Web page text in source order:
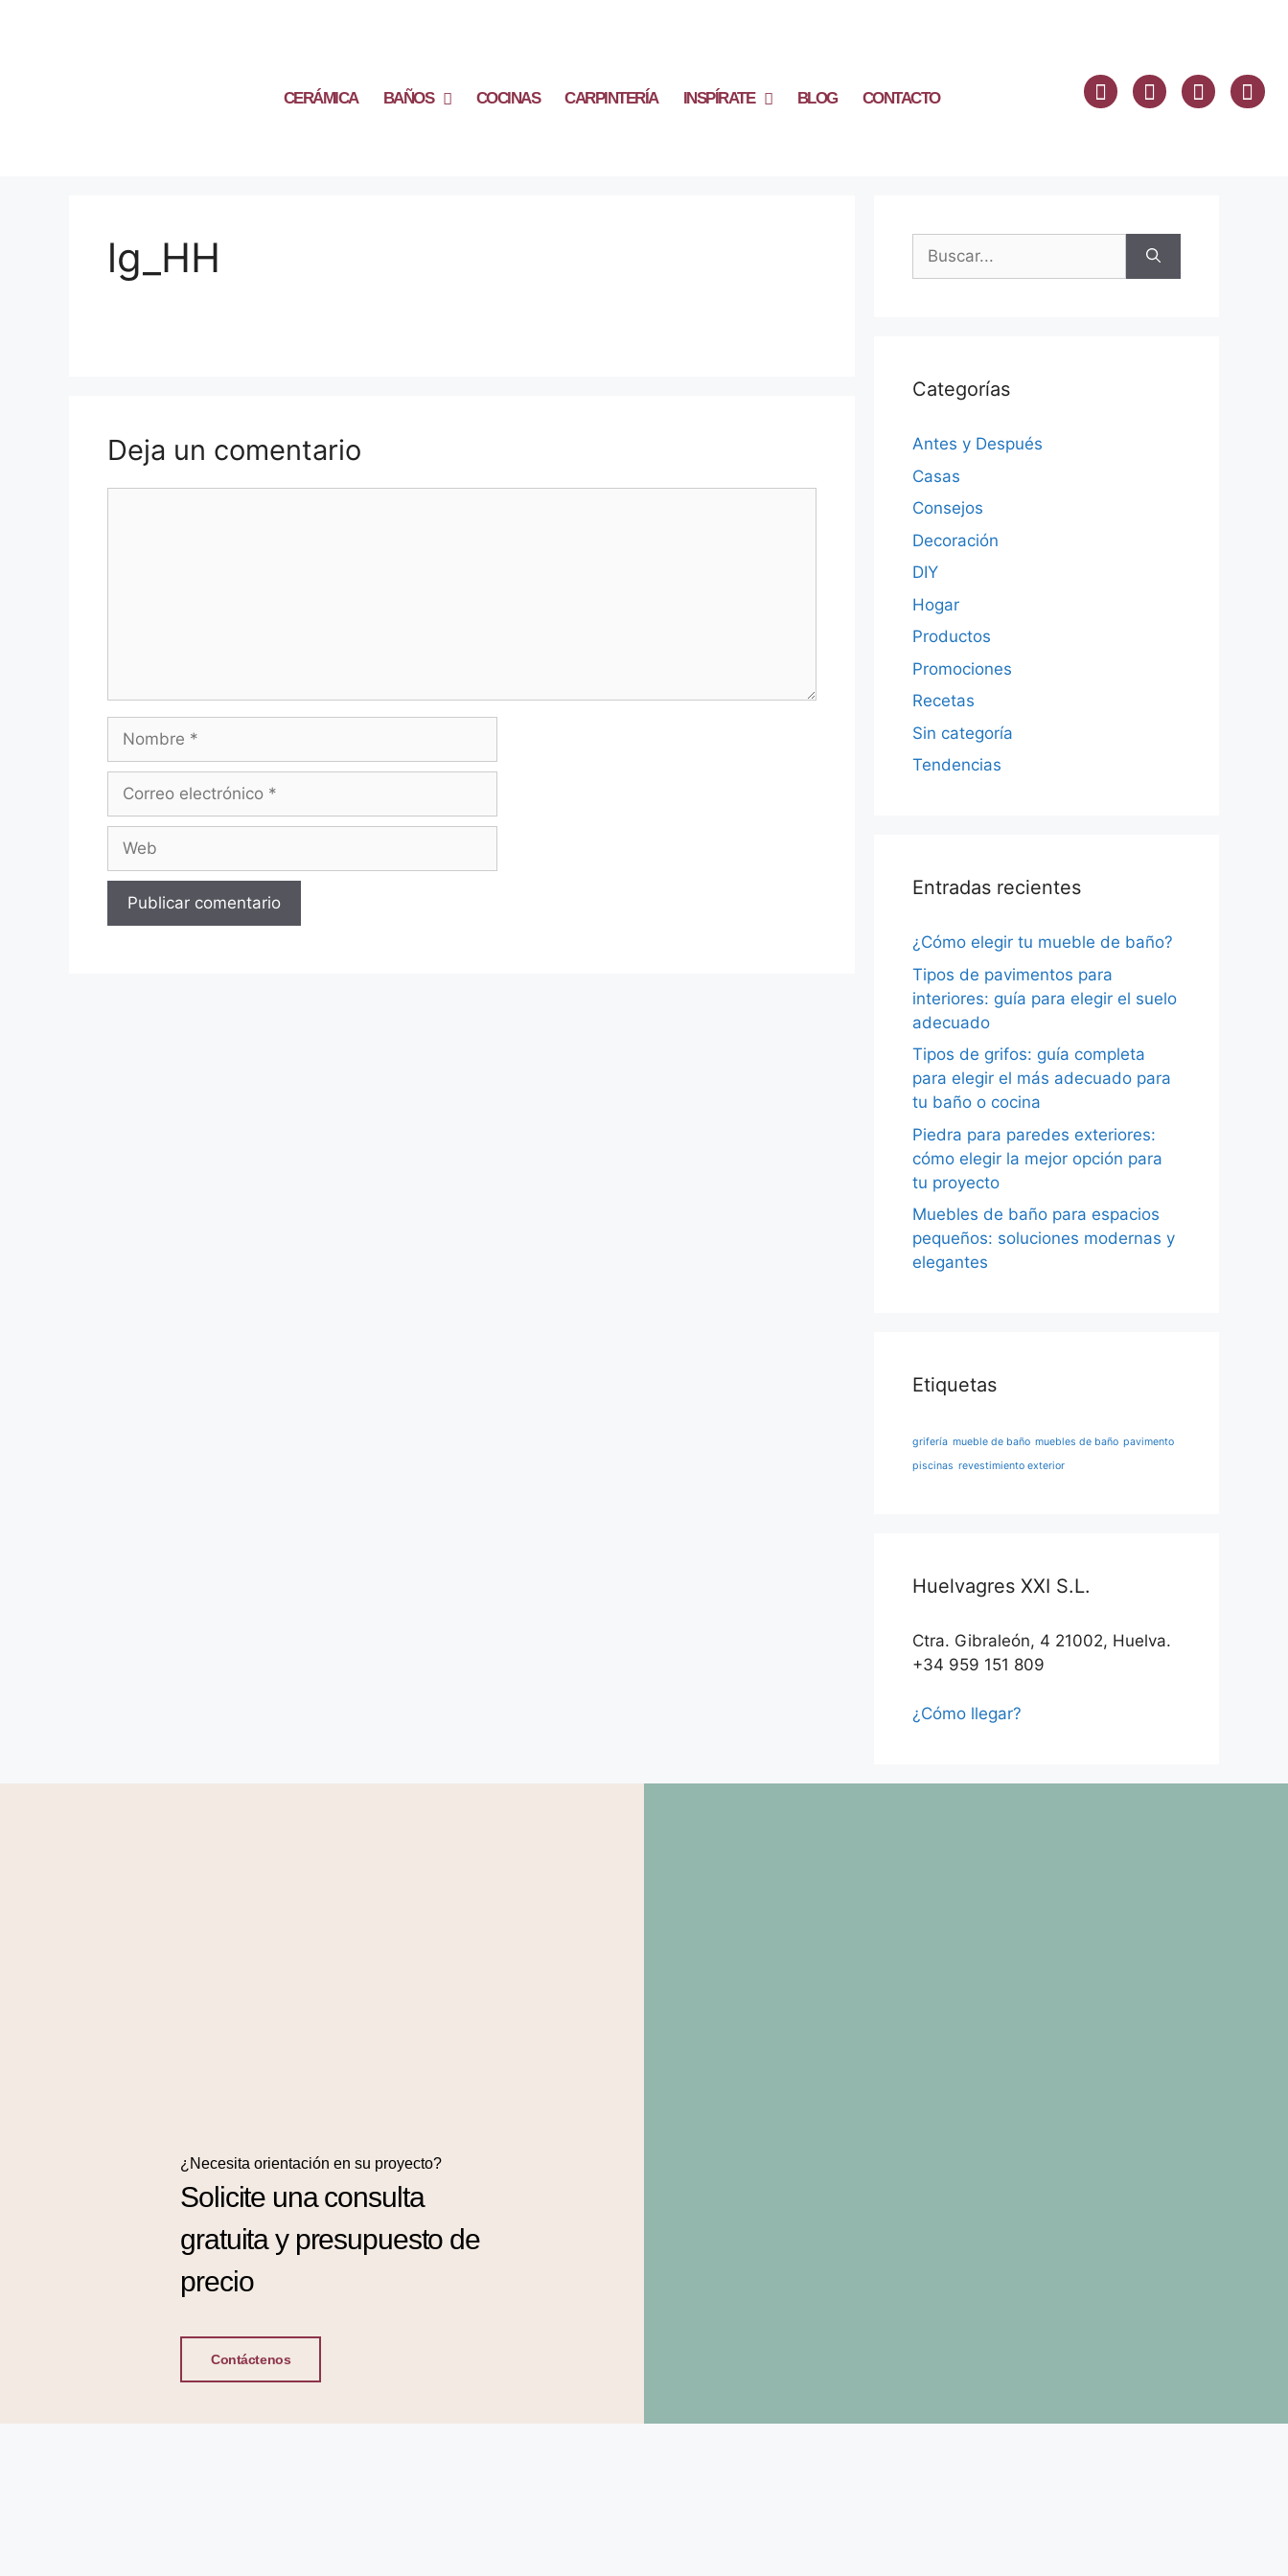
CERÁMICA BAÑOS COCINAS CARPINTERÍA INSPÍRATE BLOG CONTACTO
lg_HH
Deja un comentario
Categorías
Antes y Después
Casas
Consejos
Decoración
DIY
Hogar
Productos
Promociones
Recetas
Sin categoría
Tendencias
Entradas recientes
¿Cómo elegir tu mueble de baño?
Tipos de pavimentos para
interiores: guía para elegir el suelo
adecuado
Tipos de grifos: guía completa
para elegir el más adecuado para
tu baño o cocina
Piedra para paredes exteriores:
cómo elegir la mejor opción para
tu proyecto
Muebles de baño para espacios
pequeños: soluciones modernas y
elegantes
Etiquetas
grifería mueble de baño muebles de baño pavimento
piscinas revestimiento exterior
Huelvagres XXI S.L.
Ctra. Gibraleón, 4 21002, Huelva.
+34 959 151 809
¿Cómo llegar?
¿Necesita orientación en su proyecto?
Solicite una consulta
gratuita y presupuesto de
precio
Contáctenos